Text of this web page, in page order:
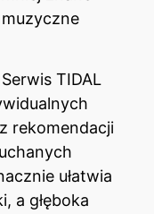
TIDAL
rekomendacji
ułatwia
a głęboka